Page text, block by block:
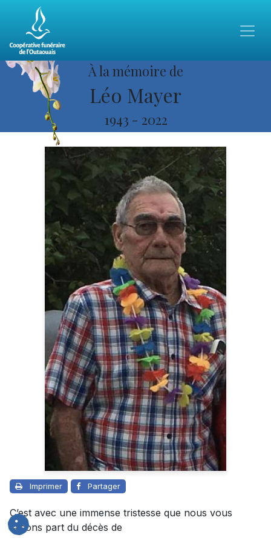
À la mémoire de
Léo Mayer
1943 - 2022
Imprimer Partager
C’est avec une immense tristesse que nous vous
faisons part du décès de